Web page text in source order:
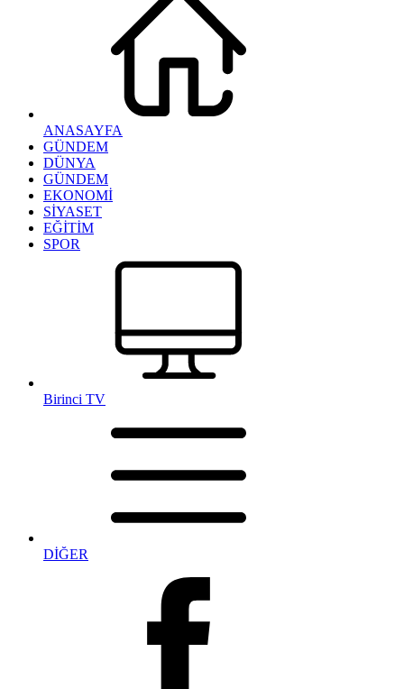
ANASAYFA
GÜNDEM
DÜNYA
GÜNDEM
EKONOMİ
SİYASET
EĞİTİM
SPOR
Birinci TV
DİĞER